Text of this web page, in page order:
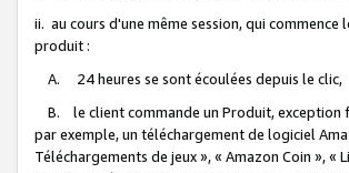
ii. au cours d'une même session, qui
produit :
A. 24 heures se sont écoulées depuis le clic,
B. le client commande un Produit, exception
par exemple, un téléchargement de logiciel
Téléchargements de jeux », « Amazon Coin »,